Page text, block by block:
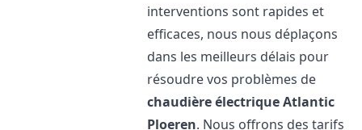
interventions sont rapides et
efficaces, nous nous déplaçons
dans les meilleurs délais pour
résoudre vos problèmes de
chaudière électrique Atlantic
Ploeren. Nous offrons des tarifs